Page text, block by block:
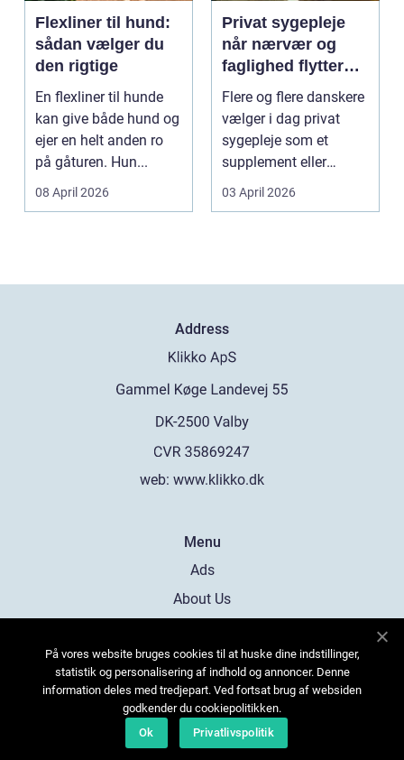
Flexliner til hund:
sådan vælger du
den rigtige
En flexliner til hunde
kan give både hund og
ejer en helt anden ro
på gåturen. Hun...
08 April 2026
Privat sygepleje
når nærvær og
faglighed flytter
hjem i stuen
Flere og flere danskere
vælger i dag privat
sygepleje som et
supplement eller
alternativ til det off...
03 April 2026
Address
web: www.klikko.dk
Menu
Ads
About Us
Contact
Sitemap
På vores website bruges cookies til at huske dine indstillinger,
statistik og personalisering af indhold og annoncer. Denne
information deles med tredjepart. Ved fortsat brug af websiden
godkender du cookiepolitikken.
Ok
Privatlivspolitik